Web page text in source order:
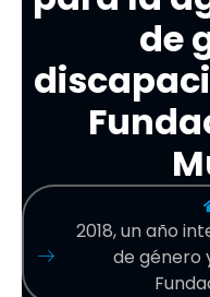
de
2018, un año
de género